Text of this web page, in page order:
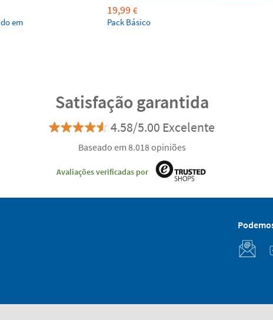
em
19,99 €
Pack Básico
Satisfação garantida
4.58/5.00 Excelente
Baseado em 8.018 opiniões
Avaliações verificadas por